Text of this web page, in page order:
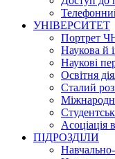
УНІВЕРСИТЕТ
Портрет
Наукова й
Наукові
Освітня
Сталий
Асоціація
ПІДРОЗДІЛИ
Навчально-